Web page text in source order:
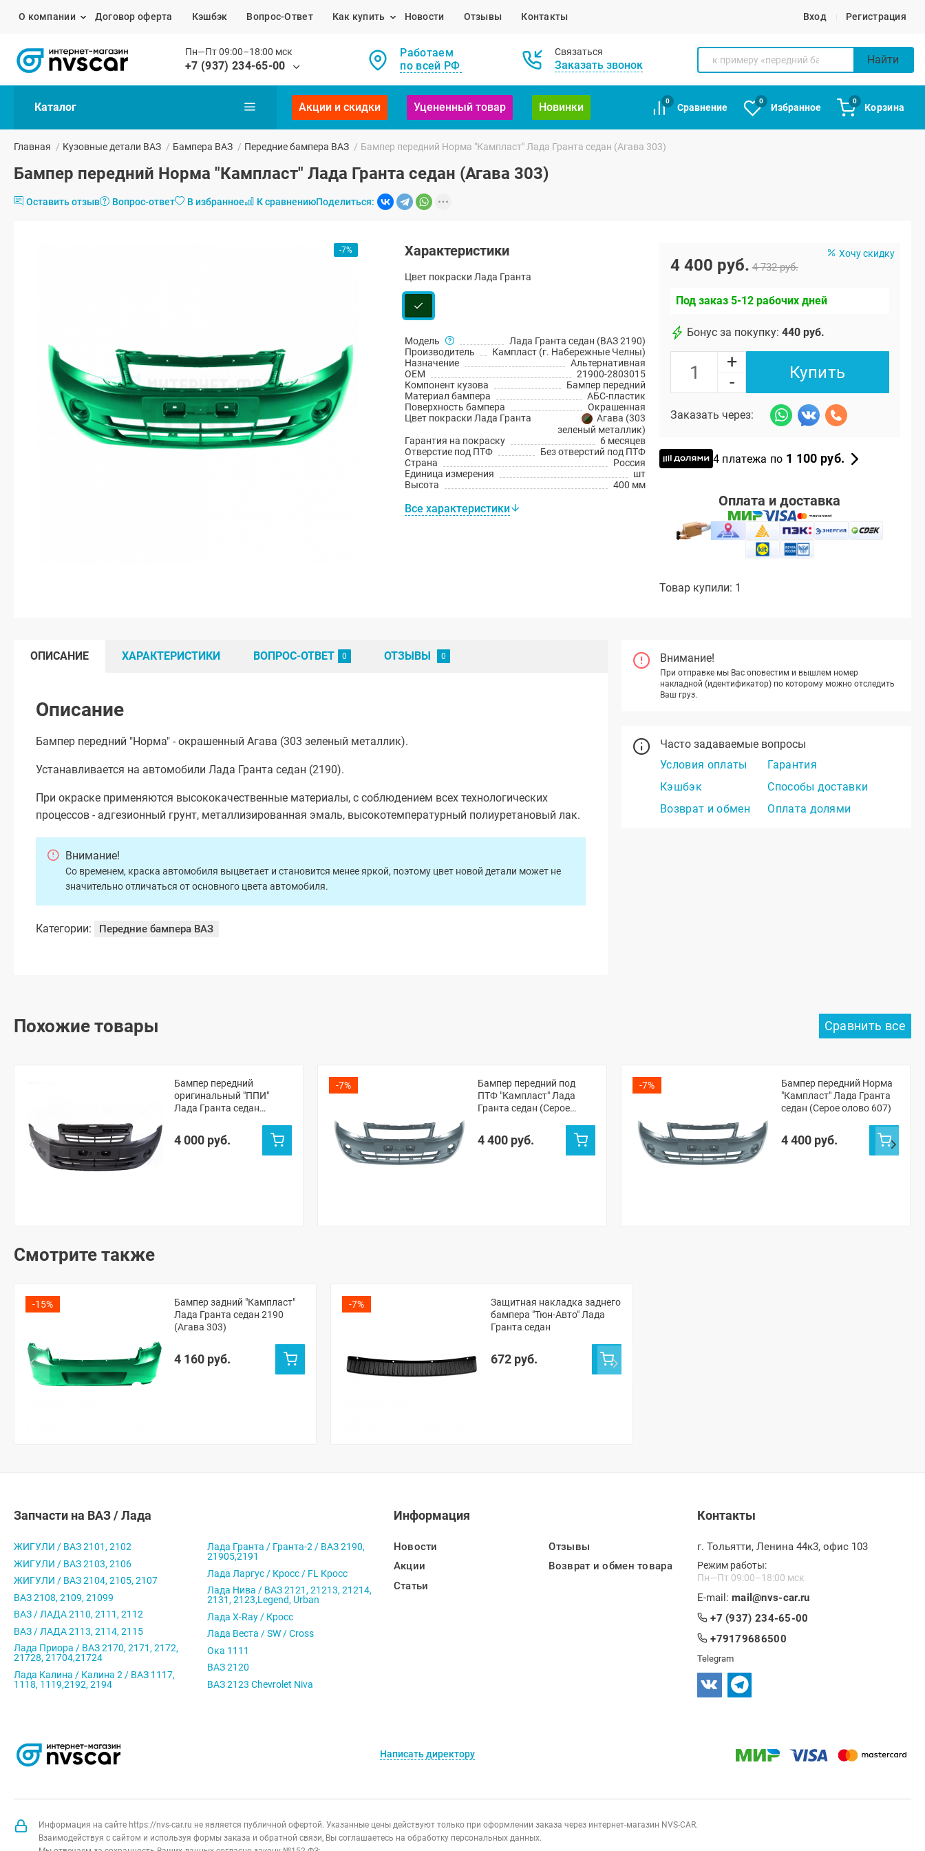
О компании Договор оферта Кэшбэк Вопрос-Ответ Как купить Новости Отзывы Контакты Вход Регистрация
Пн—Пт 09:00–18:00 мск
+7 (937) 234-65-00
Работаем
по всей РФ
Связаться
Заказать звонок Найти
Каталог Акции и скидки Уцененный товар Новинки
0
Сравнение
0
Избранное
0
Корзина
Главная / Кузовные детали ВАЗ / Бампера ВАЗ / Передние бампера ВАЗ / Бампер передний Норма "Кампласт" Лада Гранта седан (Агава 303)
Бампер передний Норма "Кампласт" Лада Гранта седан (Агава 303)
Оставить отзыв Вопрос-ответ В избранное К сравнениюПоделиться:
-7% Характеристики
Цвет покраски Лада Гранта
Модель
Лада Гранта седан (ВАЗ 2190)
Производитель
Кампласт (г. Набережные Челны)
Назначение
Альтернативная
OEM
21900-2803015
Компонент кузова
Бампер передний
Материал бампера
АБС-пластик
Поверхность бампера
Окрашенная
Цвет покраски Лада Гранта
Агава (303
зеленый металлик)
Гарантия на покраску
6 месяцев
Отверстие под ПТФ
Без отверстий под ПТФ
Страна
Россия
Единица измерения
шт
Высота
400 мм
Все характеристики
Хочу скидку
4 400 руб. 4 732 руб.
Под заказ 5-12 рабочих дней
Бонус за покупку: 440 руб.
+
-
Купить
Заказать через:
4 платежа по 1 100 руб.
Оплата и доставка
Товар купили: 1
Внимание!
При отправке мы Вас оповестим и вышлем номер
накладной (идентификатор) по которому можно отследить
Ваш груз.
Часто задаваемые вопросы
Условия оплаты
Гарантия
Кэшбэк
Способы доставки
Возврат и обмен
Оплата долями
ОПИСАНИЕ ХАРАКТЕРИСТИКИ ВОПРОС-ОТВЕТ ОТЗЫВЫ
Описание
Бампер передний "Норма" - окрашенный Агава (303 зеленый металлик).
Устанавливается на автомобили Лада Гранта седан (2190).
При окраске применяются высококачественные материалы, с соблюдением всех технологических
процессов - адгезионный грунт, металлизированная эмаль, высокотемпературный полиуретановый лак.
Внимание!
Со временем, краска автомобиля выцветает и становится менее яркой, поэтому цвет новой детали может не
значительно отличаться от основного цвета автомобиля.
Категории: Передние бампера ВАЗ
Похожие товары
Бампер передний
оригинальный "ППИ"
Лада Гранта седан
4 000 руб.
-7%
Бампер передний под
ПТФ "Кампласт" Лада
Гранта седан (Серое
4 400 руб.
-7%
Бампер передний Норма
"Кампласт" Лада Гранта
седан (Серое олово 607)
4 400 руб.
Смотрите также
-15%
Бампер задний "Кампласт"
Лада Гранта седан 2190
(Агава 303)
4 160 руб.
-7%
Защитная накладка заднего
бампера "Тюн-Авто" Лада
Гранта седан
672 руб.
Запчасти на ВАЗ / Лада
ЖИГУЛИ / ВАЗ 2101, 2102
ЖИГУЛИ / ВАЗ 2103, 2106
ЖИГУЛИ / ВАЗ 2104, 2105, 2107
ВАЗ 2108, 2109, 21099
ВАЗ / ЛАДА 2110, 2111, 2112
ВАЗ / ЛАДА 2113, 2114, 2115
Лада Приора / ВАЗ 2170, 2171, 2172,
21728, 21704,21724
Лада Калина / Калина 2 / ВАЗ 1117,
1118, 1119,2192, 2194
Лада Гранта / Гранта-2 / ВАЗ 2190,
21905,2191
Лада Ларгус / Кросс / FL Кросс
Лада Нива / ВАЗ 2121, 21213, 21214,
2131, 2123,Legend, Urban
Лада X-Ray / Кросс
Лада Веста / SW / Cross
Ока 1111
ВАЗ 2120
ВАЗ 2123 Chevrolet Niva
Информация
Новости
Акции
Статьи
Отзывы
Возврат и обмен товара
Контакты
г. Тольятти, Ленина 44к3, офис 103
Режим работы:
Пн—Пт 09:00–18:00 мск
E-mail: mail@nvs-car.ru
+7 (937) 234-65-00
+79179686500
Telegram
Написать директору
Информация на сайте https://nvs-car.ru не является публичной офертой. Указанные цены действуют только при оформлении заказа через интернет-магазин NVS-CAR.
Взаимодействуя с сайтом и используя формы заказа и обратной связи, Вы соглашаетесь на обработку персональных данных.